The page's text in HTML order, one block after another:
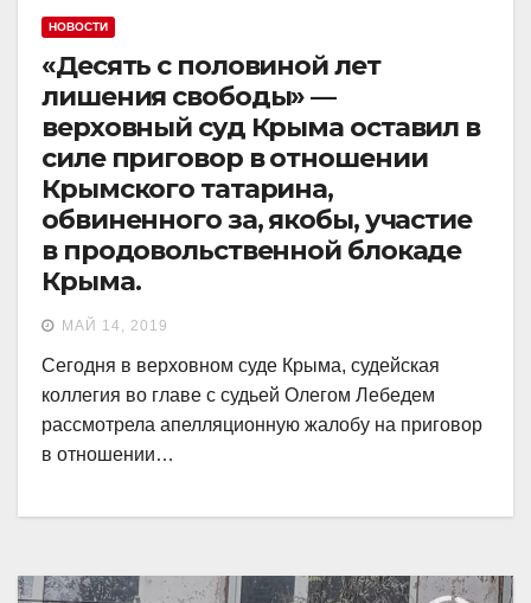
НОВОСТИ
«Десять с половиной лет
лишения свободы» —
верховный суд Крыма оставил в
силе приговор в отношении
Крымского татарина,
обвиненного за, якобы, участие
в продовольственной блокаде
Крыма.
МАЙ 14, 2019
Сегодня в верховном суде Крыма, судейская
коллегия во главе с судьей Олегом Лебедем
рассмотрела апелляционную жалобу на приговор
в отношении…